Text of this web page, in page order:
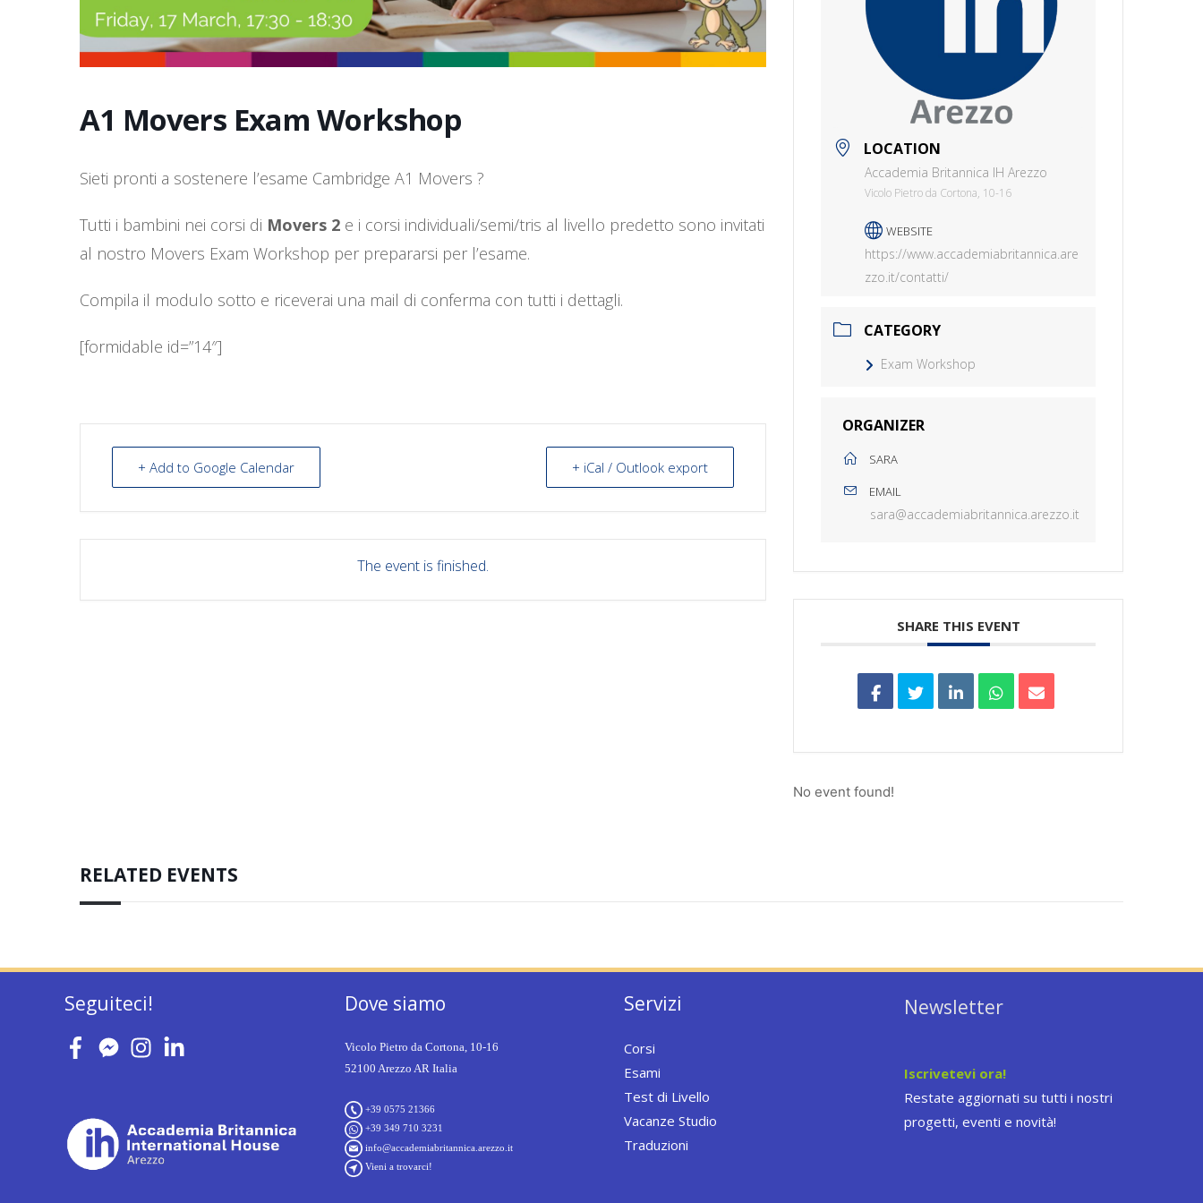
A1 Movers Exam Workshop
Sieti pronti a sostenere l’esame Cambridge A1 Movers ?
Tutti i bambini nei corsi di Movers 2 e i corsi individuali/semi/tris al livello predetto sono invitati
al nostro Movers Exam Workshop per prepararsi per l’esame.
Compila il modulo sotto e riceverai una mail di conferma con tutti i dettagli.
[formidable id=”14″]
+ Add to Google Calendar + iCal / Outlook export
The event is finished.
LOCATION
Accademia Britannica IH Arezzo
Vicolo Pietro da Cortona, 10-16
WEBSITE
https://www.accademiabritannica.are
zzo.it/contatti/
CATEGORY
Exam Workshop
ORGANIZER
SARA
EMAIL
sara@accademiabritannica.arezzo.it
SHARE THIS EVENT
No event found!
RELATED EVENTS
Seguiteci! Dove siamo
Vicolo Pietro da Cortona, 10-16
52100 Arezzo AR Italia
+39 0575 21366
+39 349 710 3231
info@accademiabritannica.arezzo.it
Vieni a trovarci!
Servizi
Corsi
Esami
Test di Livello
Vacanze Studio
Traduzioni
Newsletter
Iscrivetevi ora!
Restate aggiornati su tutti i nostri
progetti, eventi e novità!